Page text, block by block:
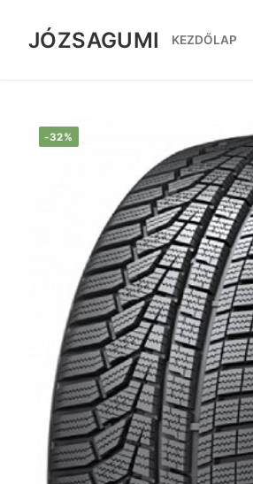
tartalomra
JÓZSAGUMI KEZDŐLAP
-32%